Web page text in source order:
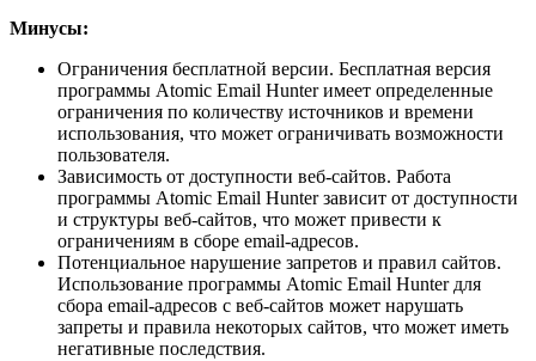
Минусы:
Ограничения бесплатной версии. Бесплатная версия
программы Atomic Email Hunter имеет определенные
ограничения по количеству источников и времени
использования, что может ограничивать возможности
пользователя.
Зависимость от доступности веб-сайтов. Работа
программы Atomic Email Hunter зависит от доступности
и структуры веб-сайтов, что может привести к
ограничениям в сборе email-адресов.
Потенциальное нарушение запретов и правил сайтов.
Использование программы Atomic Email Hunter для
сбора email-адресов с веб-сайтов может нарушать
запреты и правила некоторых сайтов, что может иметь
негативные последствия.